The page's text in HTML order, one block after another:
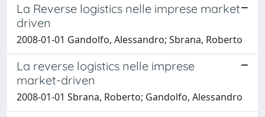
La Reverse logistics nelle imprese market
driven
2008-01-01 Gandolfo, Alessandro; Sbrana, Roberto
La reverse logistics nelle imprese
market-driven
2008-01-01 Sbrana, Roberto; Gandolfo, Alessandro